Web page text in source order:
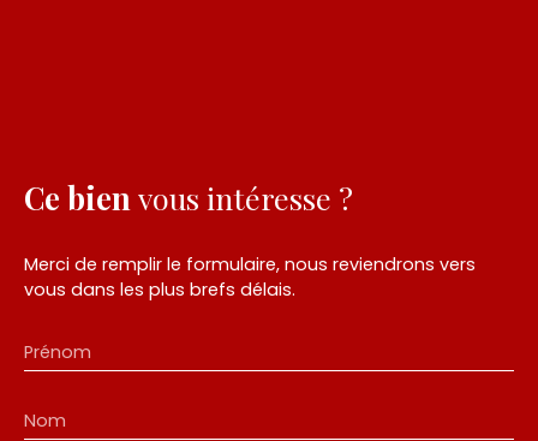
Ce bien vous intéresse ?
Merci de remplir le formulaire, nous reviendrons vers
vous dans les plus brefs délais.
Prénom
Nom